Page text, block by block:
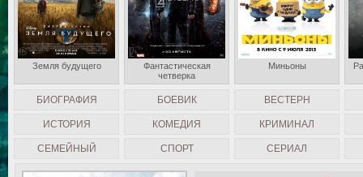
БИОГРАФИЯ БОЕВИК ВЕСТЕРН
ИСТОРИЯ КОМЕДИЯ КРИМИНАЛ
СЕМЕЙНЫЙ СПОРТ СЕРИАЛ
Земля будущего
Фантастическая
четверка
Миньоны